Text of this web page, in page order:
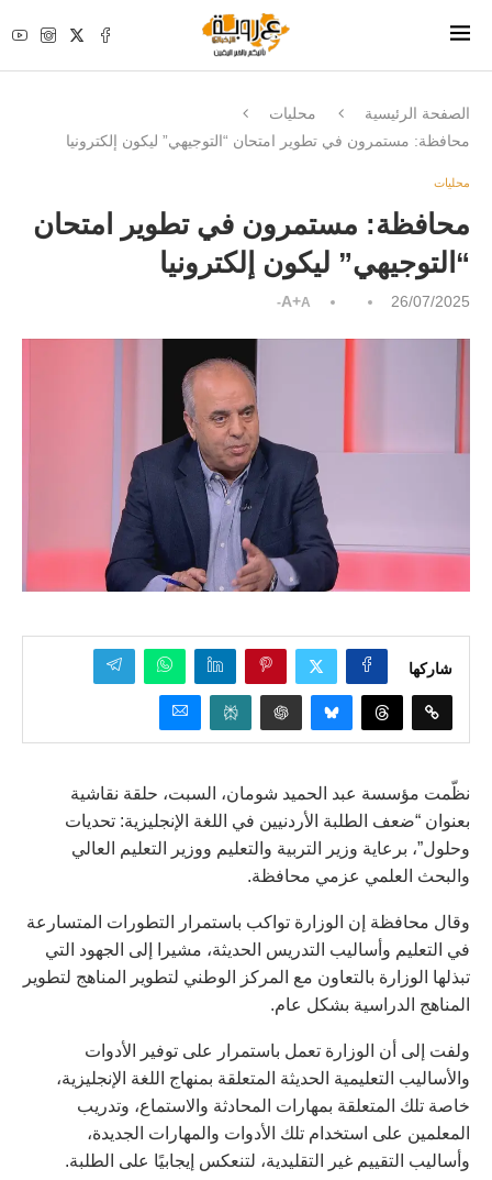
الصفحة الرئيسية
محليات
محافظة: مستمرون في تطوير امتحان “التوجيهي” ليكون إلكترونيا
محليات
محافظة: مستمرون في تطوير امتحان
“التوجيهي” ليكون إلكترونيا
26/07/2025
A+A-
شاركها
نظّمت مؤسسة عبد الحميد شومان، السبت، حلقة نقاشية
بعنوان “ضعف الطلبة الأردنيين في اللغة الإنجليزية: تحديات
وحلول”، برعاية وزير التربية والتعليم ووزير التعليم العالي
والبحث العلمي عزمي محافظة.
وقال محافظة إن الوزارة تواكب باستمرار التطورات المتسارعة
في التعليم وأساليب التدريس الحديثة، مشيرا إلى الجهود التي
تبذلها الوزارة بالتعاون مع المركز الوطني لتطوير المناهج لتطوير
المناهج الدراسية بشكل عام.
ولفت إلى أن الوزارة تعمل باستمرار على توفير الأدوات
والأساليب التعليمية الحديثة المتعلقة بمنهاج اللغة الإنجليزية،
خاصة تلك المتعلقة بمهارات المحادثة والاستماع، وتدريب
المعلمين على استخدام تلك الأدوات والمهارات الجديدة،
وأساليب التقييم غير التقليدية، لتنعكس إيجابيًا على الطلبة.